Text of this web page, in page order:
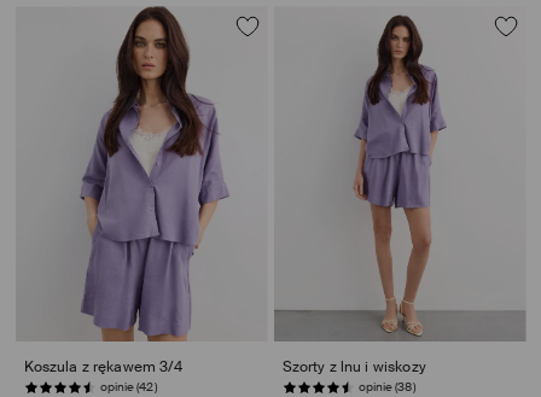
Koszula z rękawem 3/4
opinie (42)
Szorty z lnu i wiskozy
opinie (38)